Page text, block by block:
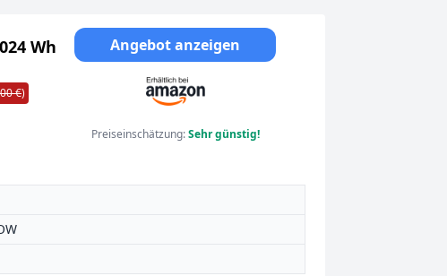
Wh
€)
Angebot anzeigen
Preiseinschätzung:Sehr günstig!